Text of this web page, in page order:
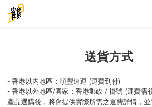
送貨方式
- 香港以內地區：順豐速運 (運費到付)
- 香港以外地區/國家：香港郵政 / 掛號 (運費需
產品選購後，將會提供實際所需之運費詳情，